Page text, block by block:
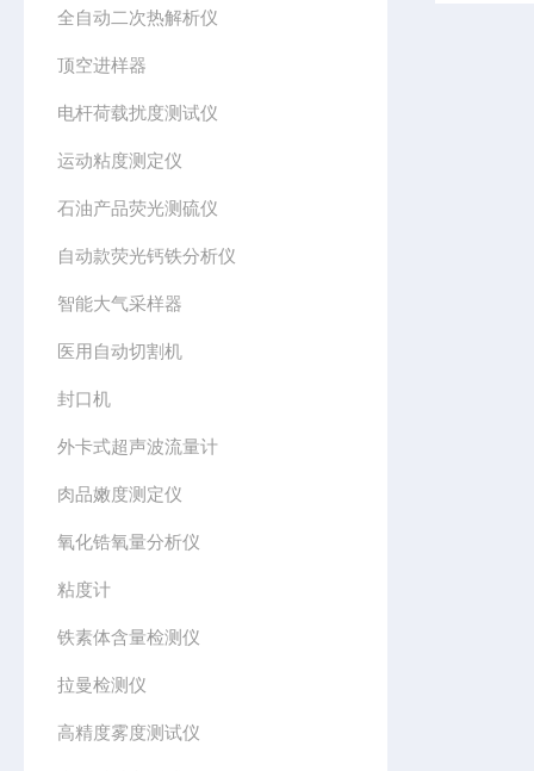
全自动二次热解析仪
顶空进样器
电杆荷载扰度测试仪
运动粘度测定仪
石油产品荧光测硫仪
自动款荧光钙铁分析仪
智能大气采样器
医用自动切割机
封口机
外卡式超声波流量计
肉品嫩度测定仪
氧化锆氧量分析仪
粘度计
铁素体含量检测仪
拉曼检测仪
高精度雾度测试仪